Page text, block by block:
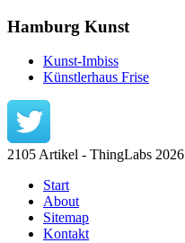
Hamburg Kunst
Kunst-Imbiss
Künstlerhaus Frise
2105 Artikel - ThingLabs 2026
Start
About
Sitemap
Kontakt